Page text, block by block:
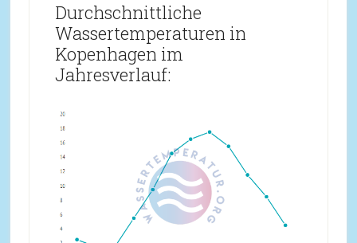
Durchschnittliche
Wassertemperaturen in
Kopenhagen im
Jahresverlauf: